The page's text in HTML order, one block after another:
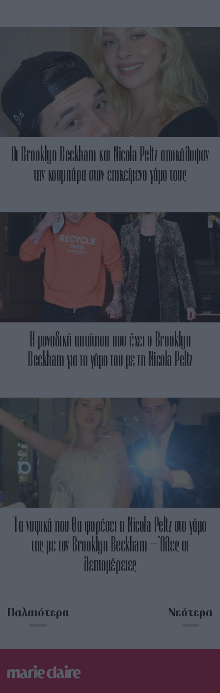
Οι Brooklyn Beckham και Nicola Peltz αποκάλυψαν
την κουμπάρα στον επικείμενο γάμο τους
H μοναδική απαίτηση που έχει ο Brooklyn
Beckham για το γάμο του με τη Nicola Peltz
Τα νυφικά που θα φορέσει η Nicola Peltz στο γάμο
της με τον Brooklyn Beckham – Όλες οι
λεπτομέρειες
Παλαιότερα Νεότερα